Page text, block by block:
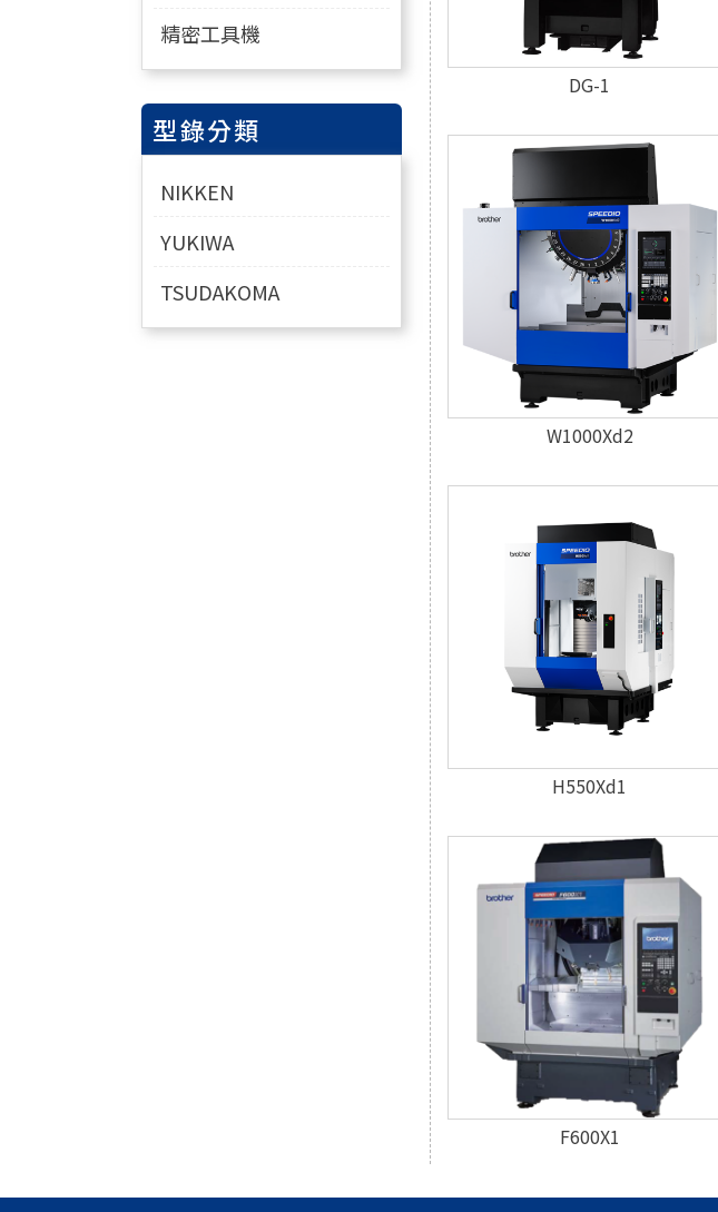
精密工具機
型錄分類
NIKKEN
YUKIWA
TSUDAKOMA
DG-1
W1000Xd2
H550Xd1
F600X1